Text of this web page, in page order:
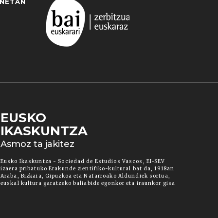
EUSKO
IKASKUNTZA
Asmoz ta jakitez
Eusko Ikaskuntza - Sociedad de Estudios Vascos, EI-SEV
izaera pribatuko Erakunde zientifiko-kultural bat da, 1918an
Araba, Bizkaia, Gipuzkoa eta Nafarroako Aldundiek sortua,
euskal kultura garatzeko baliabide egonkor eta iraunkor gisa
cookie aukera. Guztiz desaktibatzea ere
botoia sakatuz gero, aipatutako cookieak eta
informazio gehiago lortzeko.